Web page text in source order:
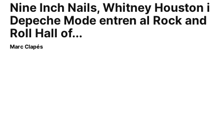
Nine Inch Nails, Whitney Houston i
Depeche Mode entren al Rock and
Roll Hall of...
Marc Clapés